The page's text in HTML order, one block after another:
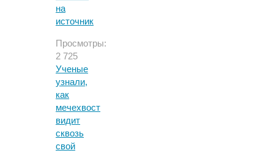
на
источник
Просмотры:
2 725
Ученые
узнали,
как
мечехвост
видит
сквозь
свой